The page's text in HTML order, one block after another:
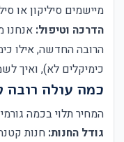
מיישמים סיליקון או
הדרכה וטיפול: אנחנו
הרובה החדשה, אילו
כימיקלים לא), ואיך
כמה עולה רובה
המחיר תלוי בכמה
גודל החנות: